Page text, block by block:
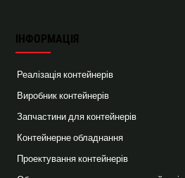
ІНФОРМАЦІЯ
Реалізація контейнерів
Виробник контейнерів
Запчастини для контейнерів
Контейнерне обладнання
Проектування контейнерів